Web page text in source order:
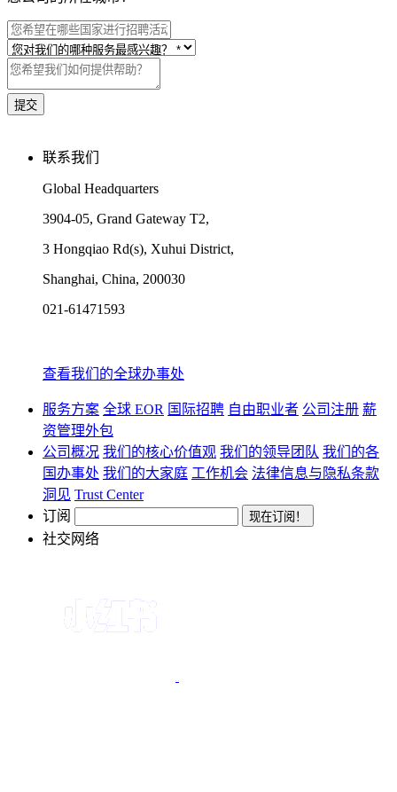
联系我们
Global Headquarters
3904-05, Grand Gateway T2,
3 Hongqiao Rd(s), Xuhui District,
Shanghai, China, 200030
021-61471593
查看我们的全球办事处
服务方案 全球 EOR 国际招聘 自由职业者 公司注册 薪
资管理外包
公司概况 我们的核心价值观 我们的领导团队 我们的各
国办事处 我们的大家庭 工作机会 法律信息与隐私条款
洞见 Trust Center
订阅
社交网络